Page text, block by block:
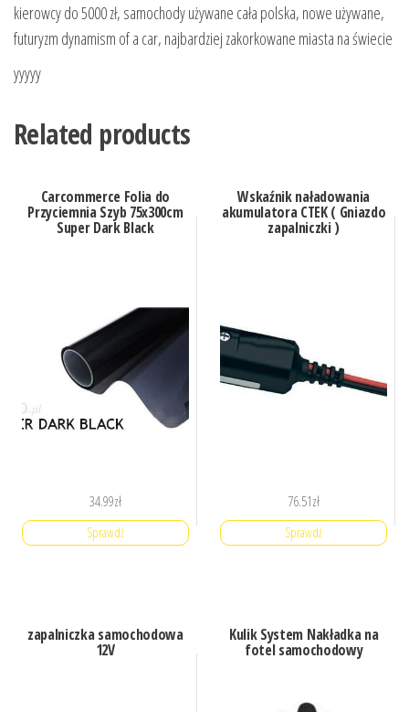
kierowcy do 5000 zł, samochody używane cała polska, nowe używane,
futuryzm dynamism of a car, najbardziej zakorkowane miasta na świecie
yyyyy
Related products
Carcommerce Folia do
Przyciemnia Szyb 75x300cm
Super Dark Black
34.99zł
Sprawdź
Wskaźnik naładowania
akumulatora CTEK ( Gniazdo
zapalniczki )
76.51zł
Sprawdź
zapalniczka samochodowa
12V
Kulik System Nakładka na
fotel samochodowy